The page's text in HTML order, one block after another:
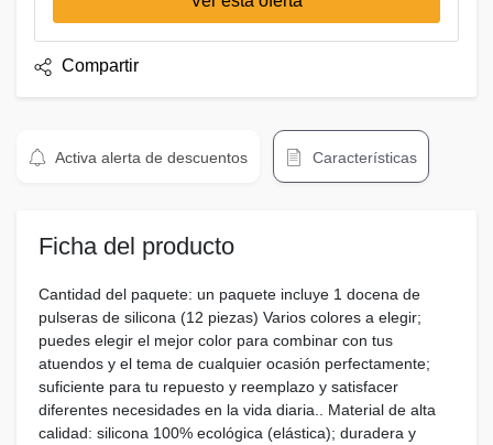
Compartir
Activa alerta de descuentos Características
Ficha del producto
Cantidad del paquete: un paquete incluye 1 docena de
pulseras de silicona (12 piezas) Varios colores a elegir;
puedes elegir el mejor color para combinar con tus
atuendos y el tema de cualquier ocasión perfectamente;
suficiente para tu repuesto y reemplazo y satisfacer
diferentes necesidades en la vida diaria.. Material de alta
calidad: silicona 100% ecológica (elástica); duradera y